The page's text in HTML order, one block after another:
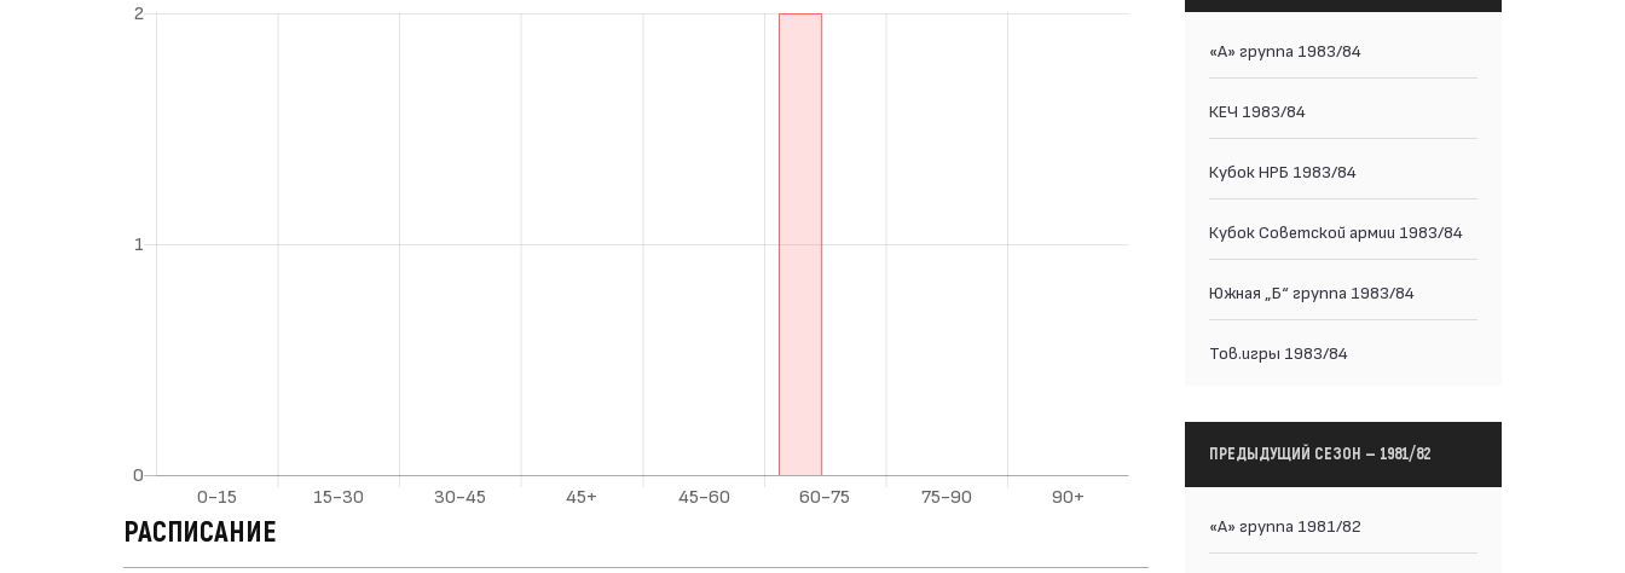
РАСПИСАНИЕ
«А» группа 1983/84
КЕЧ 1983/84
Кубок НРБ 1983/84
Кубок Советской армии 1983/84
Южная „Б“ группа 1983/84
Тов.игры 1983/84
ПРЕДЫДУЩИЙ СЕЗОН — 1981/82
«А» группа 1981/82